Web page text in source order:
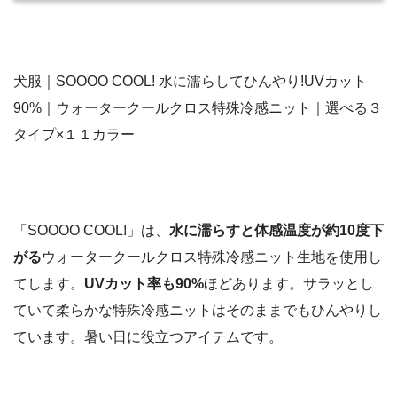
犬服｜SOOOO COOL! 水に濡らしてひんやり!UVカット
90%｜ウォータークールクロス特殊冷感ニット｜選べる３
タイプ×１１カラー
「SOOOO COOL!」は、 水に濡らすと体感温度が約10度下
がるウォータークールクロス特殊冷感ニット生地を使用し
てします。 UVカット率も90%ほどあります。サラッとし
ていて柔らかな特殊冷感ニットはそのままでもひんやりし
ています。暑い日に役立つアイテムです。